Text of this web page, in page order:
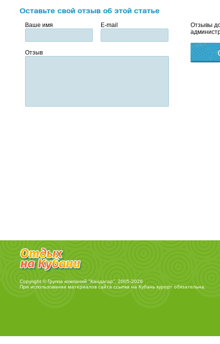
Оставьте свой отзыв об этой статье
Ваше имя E-mail
Отзыв
Отзывы
Copyright © Группа компаний "Кандагар", 2005-2026
При использовании материалов сайта ссылка на Кубань курортобязательна.